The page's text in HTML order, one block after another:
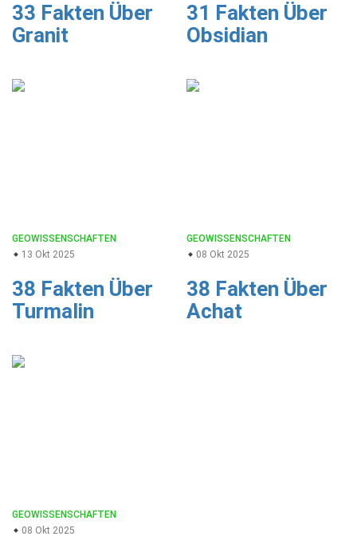
33 Fakten Über
Granit
31 Fakten Über
Obsidian
GEOWISSENSCHAFTEN
13 Okt 2025
38 Fakten Über
Turmalin
GEOWISSENSCHAFTEN
08 Okt 2025
38 Fakten Über
Achat
GEOWISSENSCHAFTEN
08 Okt 2025